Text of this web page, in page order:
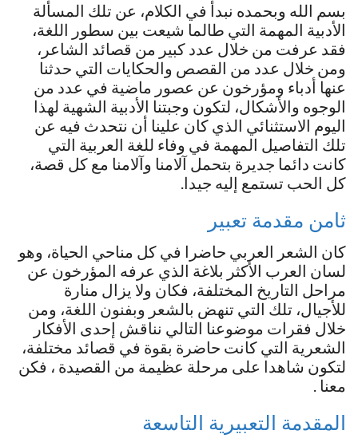
بسم الله وبحمده نبدأ في الكلام، عن تلك المسألة
الأدبية المهمة التي طالما شيعت بين سطور اللغة،
فقد عرفت من خلال عدد كبير من قصائد الشاعر،
ومن خلال عدد من القصص والحكايات التي حدثنا
عنها أدباء ومؤرخون عن عصور ماضية في عدد من
الوجوه والأشكال، لتكون وجبتنا الأدبية الشهية لهذا
اليوم الاستثنائي الذي كان علينا أن نتحدث فيه عن
تلك التفاصيل المهمة في وفاء للغة العربية التي
كانت دائما جديرة بتحمل آلامنا وآلامنا مع كل قصة،
كل الحب تستمع إليه جيدا.
ثامن مقدمة تعبير
كان الشعر العربي حاضرا في كل مناحي الحياة، وهو
لسان العرب الأكثر بلاغة الذي عرفه المؤرخون عن
مراحل التاريخ المختلفة، فكان ولا يزال منارة
للأجيال، تلك التي تنهض بالشعر وبفنون اللغة، ومن
خلال فقرات موضوعنا التالي نناقش إحدى الأفكار
الشعرية التي كانت حاضرة بقوة في قصائد مختلفة،
لتكون شاهدا على مرحلة عظيمة من القصيدة ، فكن
معنا .
المقدمة التعبيرية التاسعة